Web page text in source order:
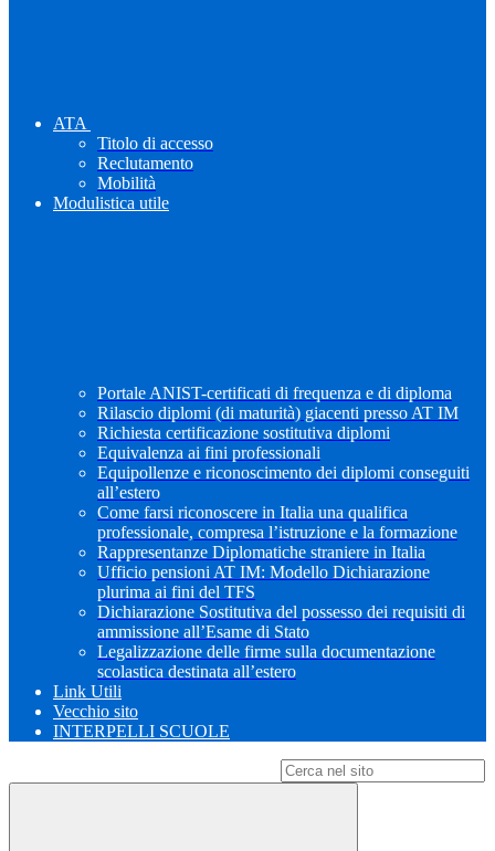
ATA
Titolo di accesso
Reclutamento
Mobilità
Modulistica utile
Portale ANIST-certificati di frequenza e di diploma
Rilascio diplomi (di maturità) giacenti presso AT IM
Richiesta certificazione sostitutiva diplomi
Equivalenza ai fini professionali
Equipollenze e riconoscimento dei diplomi conseguiti
all’estero
Come farsi riconoscere in Italia una qualifica
professionale, compresa l’istruzione e la formazione
Rappresentanze Diplomatiche straniere in Italia
Ufficio pensioni AT IM: Modello Dichiarazione
plurima ai fini del TFS
Dichiarazione Sostitutiva del possesso dei requisiti di
ammissione all’Esame di Stato
Legalizzazione delle firme sulla documentazione
scolastica destinata all’estero
Link Utili
Vecchio sito
INTERPELLI SCUOLE